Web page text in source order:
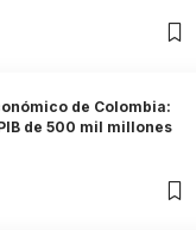
de Colombia:
de 500 mil millones